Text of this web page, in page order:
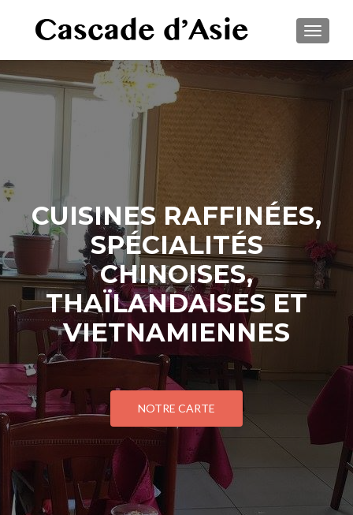
CUISINES RAFFINÉES,
SPÉCIALITÉS
CHINOISES,
THAÏLANDAISES ET
VIETNAMIENNES
NOTRE CARTE